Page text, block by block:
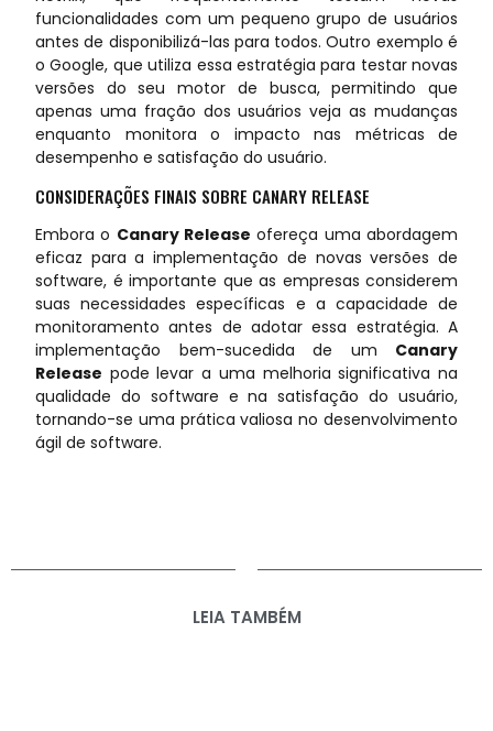
funcionalidades com um pequeno grupo de usuários
antes de disponibilizá-las para todos. Outro exemplo é
o Google, que utiliza essa estratégia para testar novas
versões do seu motor de busca, permitindo que
apenas uma fração dos usuários veja as mudanças
enquanto monitora o impacto nas métricas de
desempenho e satisfação do usuário.
CONSIDERAÇÕES FINAIS SOBRE CANARY RELEASE
Embora o Canary Release ofereça uma abordagem
eficaz para a implementação de novas versões de
software, é importante que as empresas considerem
suas necessidades específicas e a capacidade de
monitoramento antes de adotar essa estratégia. A
implementação bem-sucedida de um Canary
Release pode levar a uma melhoria significativa na
qualidade do software e na satisfação do usuário,
tornando-se uma prática valiosa no desenvolvimento
ágil de software.
LEIA TAMBÉM